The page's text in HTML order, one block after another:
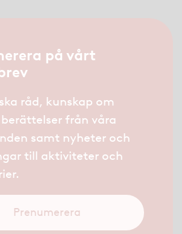
på vårt
råd, kunskap om
från våra
samt nyheter och
till aktiviteter och
Prenumerera